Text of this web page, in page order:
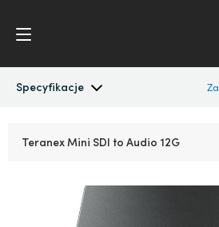
Specyfikacje
Austria
Teranex Mini SDI to Audio 12G